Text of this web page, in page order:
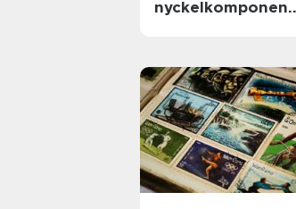
nyckelkomponent